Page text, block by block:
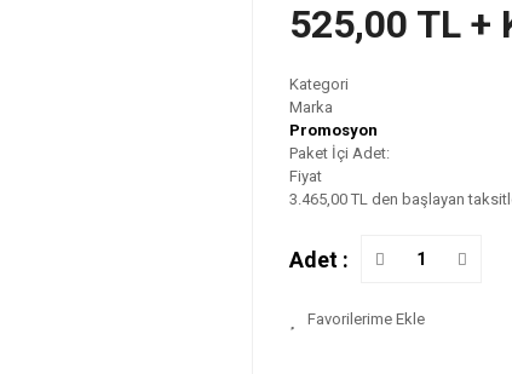
525,00 TL +
Kategori
Marka
Promosyon
Paket İçi Adet:
Fiyat
3.465,00 TL den başlayan
Adet :